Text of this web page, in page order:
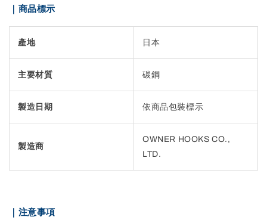
｜商品標示
產地 日本
主要材質 碳鋼
製造日期 依商品包裝標示
製造商
OWNER HOOKS CO.,
LTD.
｜注意事項